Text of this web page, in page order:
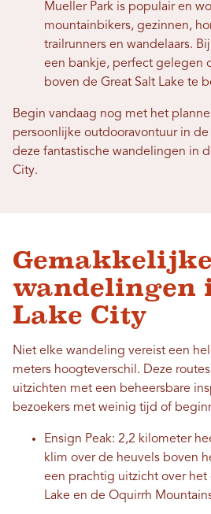
Mueller Park is populair en
mountainbikers, gezinnen,
trailrunners en wandelaars.
een bankje, perfect gelegen
boven de Great Salt Lake te
Begin vandaag nog met het
persoonlijke outdooravontuur in
deze fantastische wandelingen in
City.
Gemakkelijke
wandelingen
Lake City
Niet elke wandeling vereist een
meters hoogteverschil. Deze
uitzichten met een beheersbare
bezoekers met weinig tijd of
Ensign Peak: 2,2 kilometer
klim over de heuvels boven
een prachtig uitzicht over het
Lake en de Oquirrh